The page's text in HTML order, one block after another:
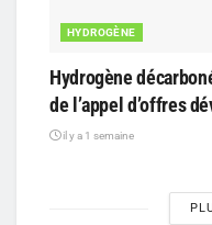
HYDROGÈNE
Hydrogène
de l’appel d’offres
il y a 1 semaine